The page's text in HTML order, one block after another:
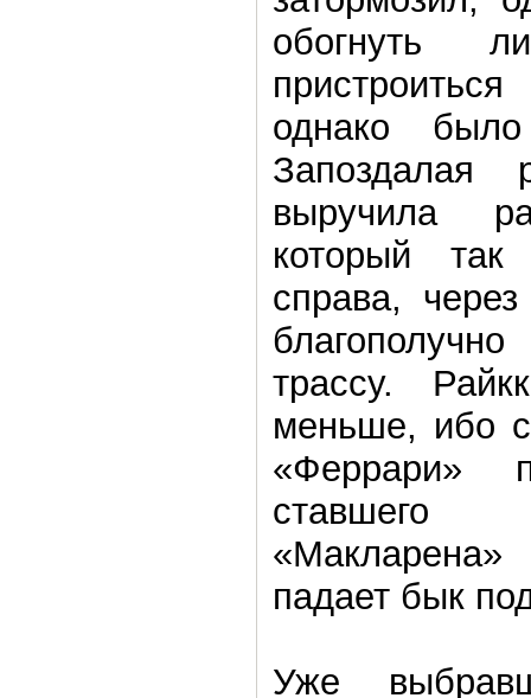
обогнуть
однако
Запоздалая
выручила
который
справа,
трассу.
меньше, ибо
«Феррари»
ставшего
падает бык
Уже